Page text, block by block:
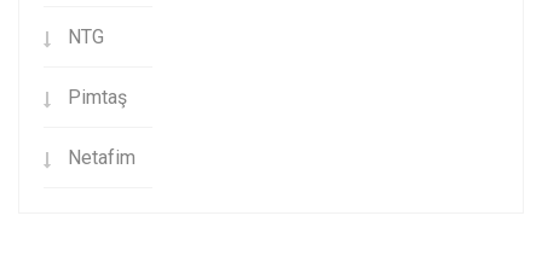
NTG
Pimtaş
Netafim